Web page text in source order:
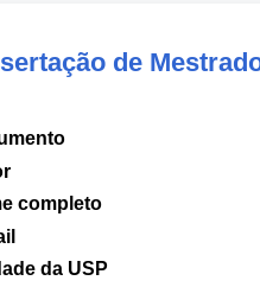
de
completo
da USP